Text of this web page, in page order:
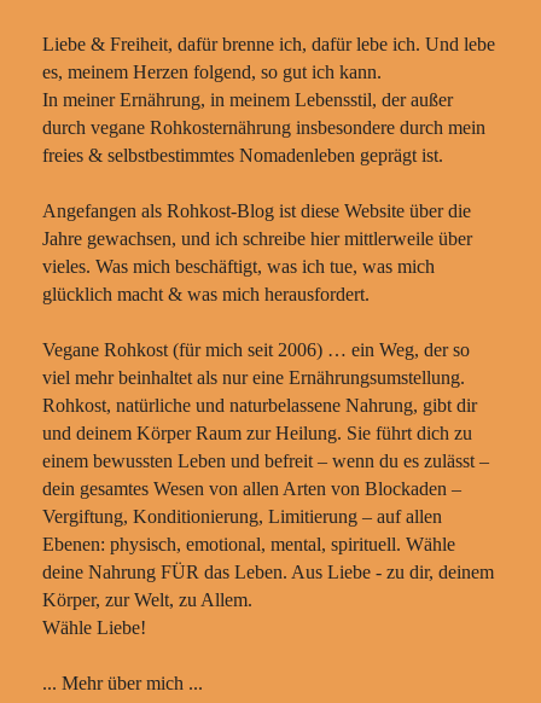
Liebe & Freiheit, dafür brenne ich, dafür lebe ich. Und lebe
es, meinem Herzen folgend, so gut ich kann.
In meiner Ernährung, in meinem Lebensstil, der außer
durch vegane Rohkosternährung insbesondere durch mein
freies & selbstbestimmtes Nomadenleben geprägt ist.
Angefangen als Rohkost-Blog ist diese Website über die
Jahre gewachsen, und ich schreibe hier mittlerweile über
vieles. Was mich beschäftigt, was ich tue, was mich
glücklich macht & was mich herausfordert.
Vegane Rohkost (für mich seit 2006) … ein Weg, der so
viel mehr beinhaltet als nur eine Ernährungsumstellung.
Rohkost, natürliche und naturbelassene Nahrung, gibt dir
und deinem Körper Raum zur Heilung. Sie führt dich zu
einem bewussten Leben und befreit – wenn du es zulässt –
dein gesamtes Wesen von allen Arten von Blockaden –
Vergiftung, Konditionierung, Limitierung – auf allen
Ebenen: physisch, emotional, mental, spirituell. Wähle
deine Nahrung FÜR das Leben. Aus Liebe - zu dir, deinem
Körper, zur Welt, zu Allem.
Wähle Liebe!
... Mehr über mich ...